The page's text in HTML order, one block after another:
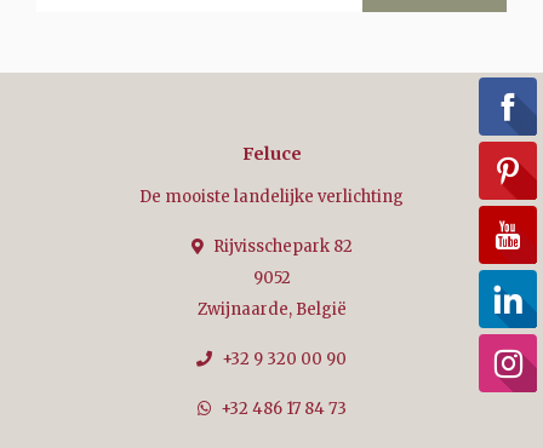
Feluce
De mooiste landelijke verlichting
Rijvisschepark 82
9052
Zwijnaarde, België
+32 9 320 00 90
+32 486 17 84 73